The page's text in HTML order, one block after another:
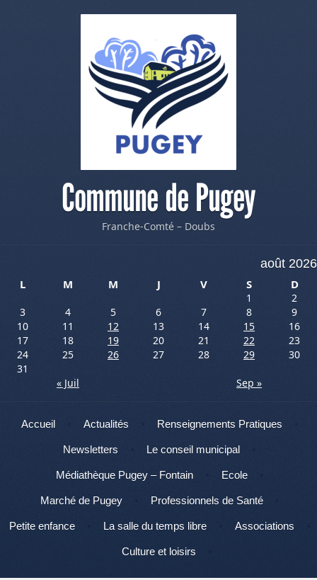
Commune de Pugey
Franche-Comté – Doubs
août 2026
L
M M J V S D
1
2
3
4 5 6 7 8
9
10
11 12 13 14 15
16
17
18 19 20 21 22
23
24
25 26 27 28 29
30
31
« Juil
Sep »
Menu
Aller au contenu
Accueil Actualités Renseignements Pratiques
Newsletters Le conseil municipal
Médiathèque Pugey – Fontain Ecole
Marché de Pugey Professionnels de Santé
Petite enfance La salle du temps libre Associations
Culture et loisirs